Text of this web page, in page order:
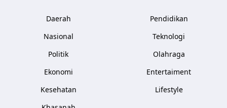
Daerah
Nasional
Politik
Ekonomi
Kesehatan
Pendidikan
Teknologi
Olahraga
Entertaiment
Lifestyle